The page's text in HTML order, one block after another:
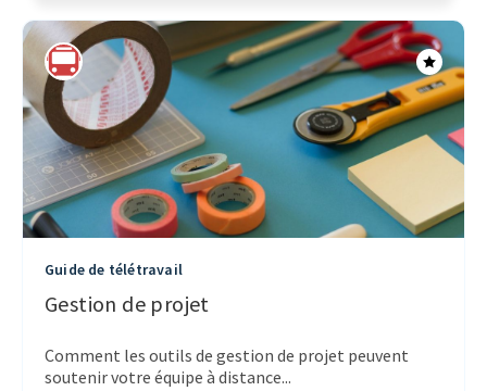
Guide de télétravail
Gestion de projet
Comment les outils de gestion de projet peuvent
soutenir votre équipe à distance...